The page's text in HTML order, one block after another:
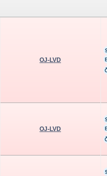
OJ-LVD
OJ-LVD